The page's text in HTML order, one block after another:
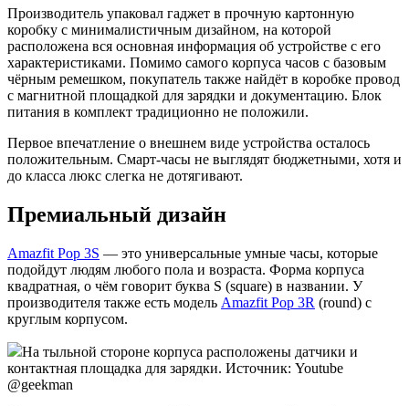
Производитель упаковал гаджет в прочную картонную
коробку с минималистичным дизайном, на которой
расположена вся основная информация об устройстве с его
характеристиками. Помимо самого корпуса часов с базовым
чёрным ремешком, покупатель также найдёт в коробке провод
с магнитной площадкой для зарядки и документацию. Блок
питания в комплект традиционно не положили.
Первое впечатление о внешнем виде устройства осталось
положительным. Смарт-часы не выглядят бюджетными, хотя и
до класса люкс слегка не дотягивают.
Премиальный дизайн
Amazfit Pop 3S — это универсальные умные часы, которые
подойдут людям любого пола и возраста. Форма корпуса
квадратная, о чём говорит буква S (square) в названии. У
производителя также есть модель Amazfit Pop 3R (round) с
круглым корпусом.
На тыльной стороне корпуса расположены датчики и
контактная площадка для зарядки. Источник: Youtube
@geekman